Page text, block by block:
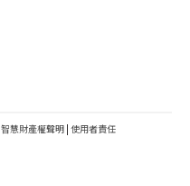
智慧財產權聲明 | 使用者責任